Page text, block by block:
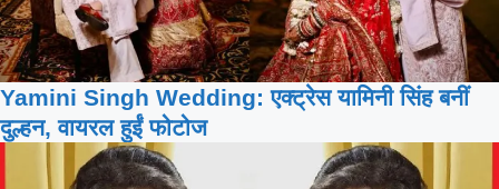
Yamini Singh Wedding: एक्ट्रेस यामिनी सिंह बनीं
दुल्हन, वायरल हुईं फोटोज